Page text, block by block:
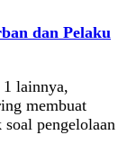
dan Pelaku
lainnya,
membuat
pengelolaan